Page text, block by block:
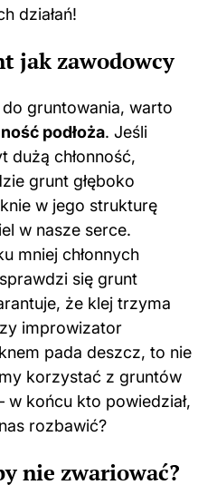
działań!
jak zawodowcy
gruntowania, warto
podłoża. Jeśli
dużą chłonność,
grunt głęboko
w jego strukturę
w nasze serce.
mniej chłonnych
się grunt
że klej trzyma
improwizator
pada deszcz, to nie
korzystać z gruntów
końcu kto powiedział,
rozbawić?
nie zwariować?